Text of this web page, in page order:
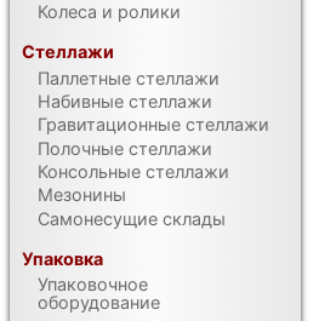
Колеса и ролики
Стеллажи
Паллетные стеллажи
Набивные стеллажи
Гравитационные стеллажи
Полочные стеллажи
Консольные стеллажи
Мезонины
Самонесущие склады
Упаковка
Упаковочное
оборудование